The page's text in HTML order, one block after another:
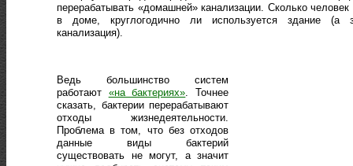
перерабатывать «домашней» канализации. Сколько человек
в доме, круглогодично ли используется здание (а
канализация).
Ведь большинство систем
работают «на бактериях» . Точнее
сказать, бактерии перерабатывают
отходы жизнедеятельности.
Проблема в том, что без отходов
данные виды бактерий
существовать не могут, а значит